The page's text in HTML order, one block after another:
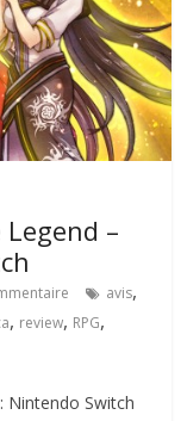
–
avis,
, review, RPG,
Nintendo Switch